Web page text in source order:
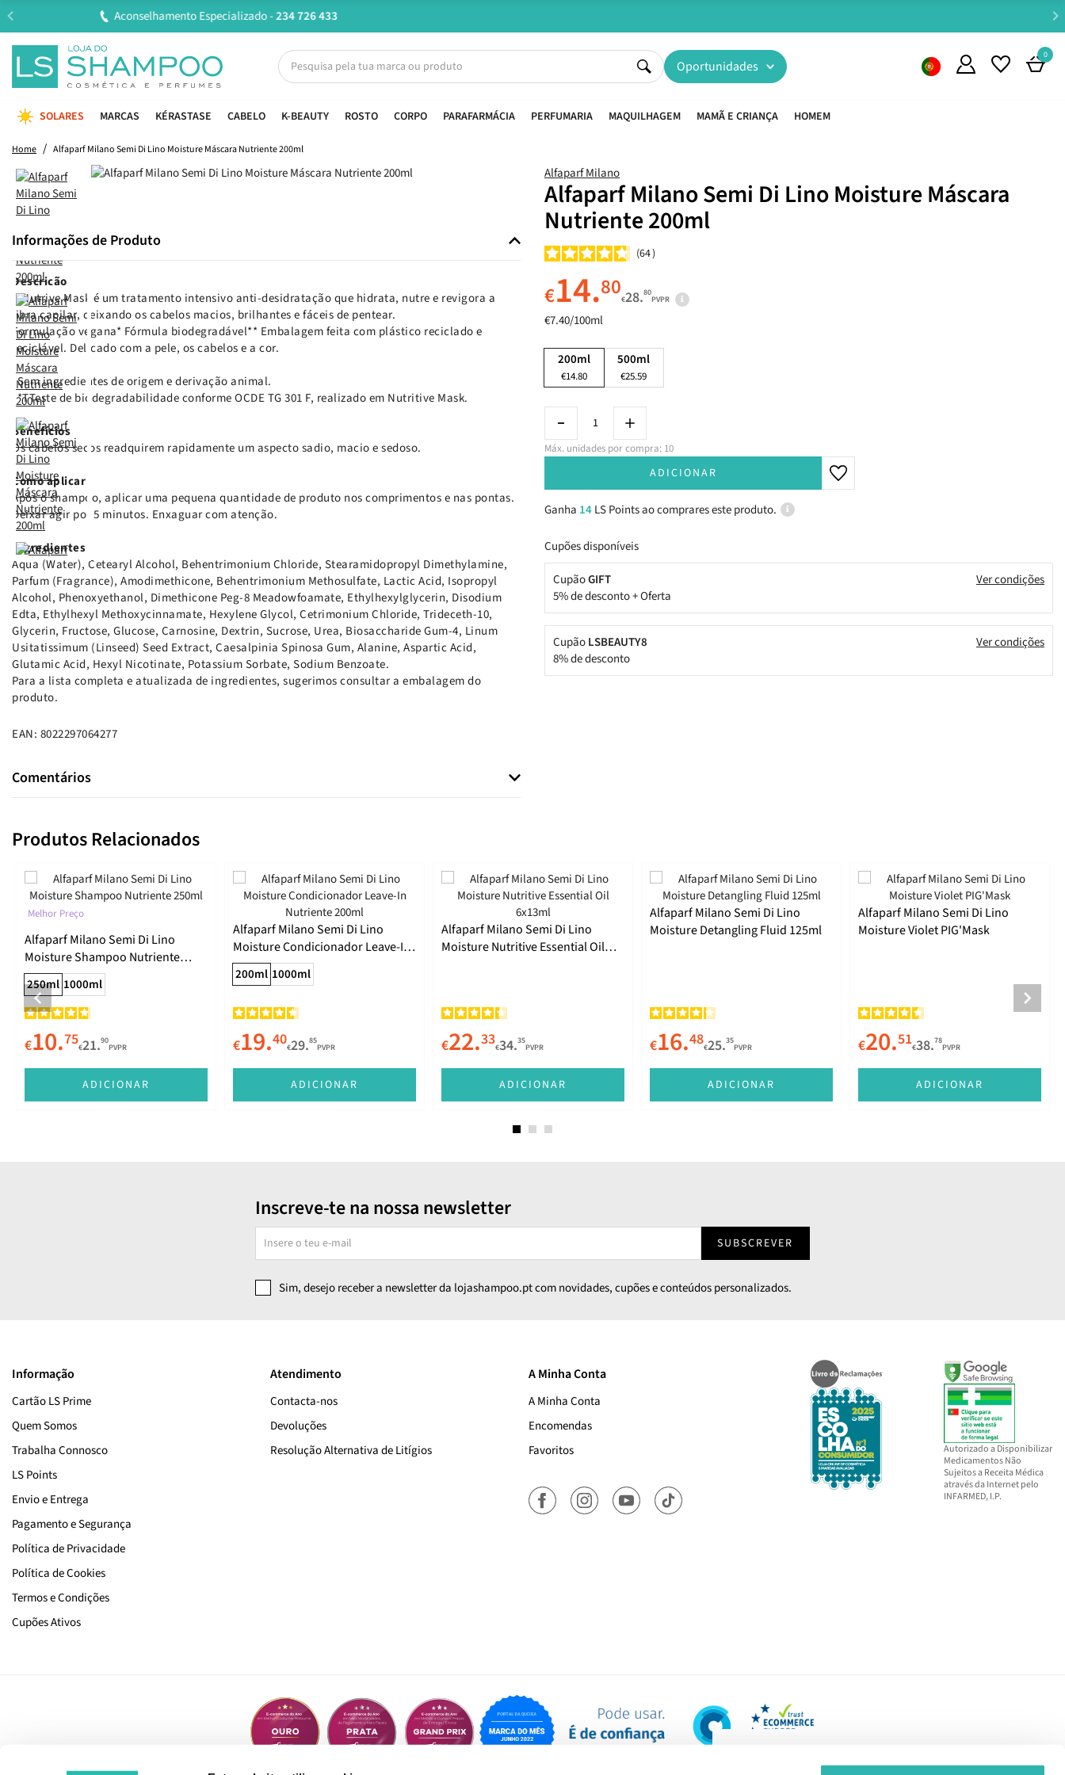
Oportunidades
0
SOLARES MARCAS KÉRASTASE CABELO K-BEAUTY ROSTO CORPO PARAFARMÁCIA PERFUMARIA MAQUILHAGEM MAMÃ E CRIANÇA HOMEM
Home Alfaparf Milano Semi Di Lino Moisture Máscara Nutriente 200ml
Informações de Produto
Descrição
A Nutrive Mask é um tratamento intensivo anti-desidratação que hidrata, nutre e revigora a
fibra capilar, deixando os cabelos macios, brilhantes e fáceis de pentear.
Formulação vegana* Fórmula biodegradável** Embalagem feita com plástico reciclado e
reciclável. Delicado com a pele, os cabelos e a cor.
*Sem ingredientes de origem e derivação animal.
**TTeste de biodegradabilidade conforme OCDE TG 301 F, realizado em Nutritive Mask.
Benefícios
Os cabelos secos readquirem rapidamente um aspecto sadio, macio e sedoso.
Como aplicar
Após o shampoo, aplicar uma pequena quantidade de produto nos comprimentos e nas pontas.
Deixar agir por 5 minutos. Enxaguar com atenção.
Ingredientes
Aqua (Water), Cetearyl Alcohol, Behentrimonium Chloride, Stearamidopropyl Dimethylamine,
Parfum (Fragrance), Amodimethicone, Behentrimonium Methosulfate, Lactic Acid, Isopropyl
Alcohol, Phenoxyethanol, Dimethicone Peg-8 Meadowfoamate, Ethylhexylglycerin, Disodium
Edta, Ethylhexyl Methoxycinnamate, Hexylene Glycol, Cetrimonium Chloride, Trideceth-10,
Glycerin, Fructose, Glucose, Carnosine, Dextrin, Sucrose, Urea, Biosaccharide Gum-4, Linum
Usitatissimum (Linseed) Seed Extract, Caesalpinia Spinosa Gum, Alanine, Aspartic Acid,
Glutamic Acid, Hexyl Nicotinate, Potassium Sorbate, Sodium Benzoate.
Para a lista completa e atualizada de ingredientes, sugerimos consultar a embalagem do
produto.
EAN: 8022297064277
Comentários
Alfaparf Milano
Alfaparf Milano Semi Di Lino Moisture Máscara
Nutriente 200ml
64
€14.80€28.80
PVPR
€7.40/100ml
200ml
€14.80
500ml
€25.59
Máx. unidades por compra: 10
ADICIONAR
Ganha 14LS Points ao comprares este produto.
Cupões disponíveis
CupãoGIFT
5% de desconto + Oferta
Ver condições
CupãoLSBEAUTY8
8% de desconto
Ver condições
Produtos Relacionados
Melhor Preço
Alfaparf Milano Semi Di Lino
Moisture Shampoo Nutriente
250ml
250ml 1000ml
€10.75€21.90
PVPR
ADICIONAR
Alfaparf Milano Semi Di Lino
Moisture Condicionador Leave-In
Nutriente 200ml
200ml 1000ml
€19.40€29.85
PVPR
ADICIONAR
Alfaparf Milano Semi Di Lino
Moisture Nutritive Essential Oil
€22.33€34.35
PVPR
ADICIONAR
Alfaparf Milano Semi Di Lino
Moisture Detangling Fluid 125ml
€16.48€25.35
PVPR
ADICIONAR
Alfaparf Milano Semi Di Lino
Moisture Violet PIG'Mask
€20.51€38.78
PVPR
ADICIONAR
Inscreve-te na nossa newsletter
SUBSCREVER
Sim, desejo receber a newsletter da lojashampoo.pt com novidades, cupões e conteúdos personalizados.
Informação
Cartão LS Prime
Quem Somos
Trabalha Connosco
LS Points
Envio e Entrega
Pagamento e Segurança
Política de Privacidade
Política de Cookies
Termos e Condições
Cupões Ativos
Atendimento
Contacta-nos
Devoluções
Resolução Alternativa de Litígios
A Minha Conta
A Minha Conta
Encomendas
Favoritos
Autorizado a Disponibilizar
Medicamentos Não
Sujeitos a Receita Médica
através da Internet pelo
INFARMED, I.P.